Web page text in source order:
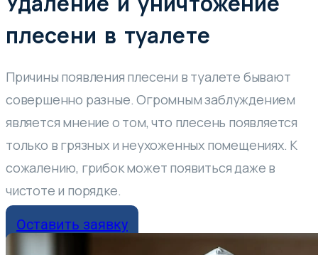
плесени в туалете
Причины появления плесени в туалете бывают
совершенно разные. Огромным заблуждением
является мнение о том, что плесень появляется
только в грязных и неухоженных помещениях. К
сожалению, грибок может появиться даже в
чистоте и порядке.
Оставить заявку